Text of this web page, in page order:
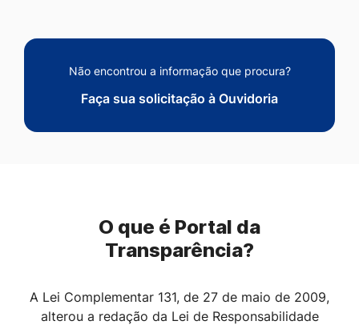
Não encontrou a informação que procura?
Faça sua solicitação à Ouvidoria
O que é Portal da
Transparência?
A Lei Complementar 131, de 27 de maio de 2009,
alterou a redação da Lei de Responsabilidade